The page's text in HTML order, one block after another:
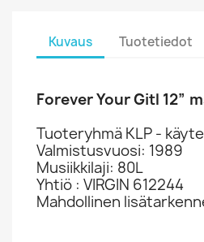
Kuvaus Tuotetiedot
Forever Your Gitl 12”
Tuoteryhmä KLP -
Valmistusvuosi: 1989
Musiikkilaji: 80L
Yhtiö : VIRGIN 612244
Mahdollinen